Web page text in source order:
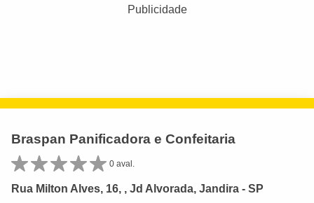
Publicidade
Braspan Panificadora e Confeitaria
0 aval.
Rua Milton Alves, 16, , Jd Alvorada, Jandira - SP